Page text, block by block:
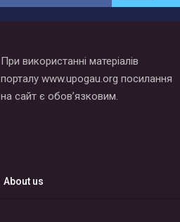
При використанні матеріалів
порталу www.upogau.org посилання
на сайт є обов’язковим.
About us